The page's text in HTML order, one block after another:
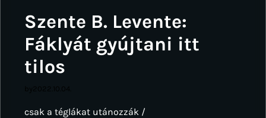
Szente B. Levente:
Fáklyát gyújtani itt
tilos
csak a téglákat utánozzák /